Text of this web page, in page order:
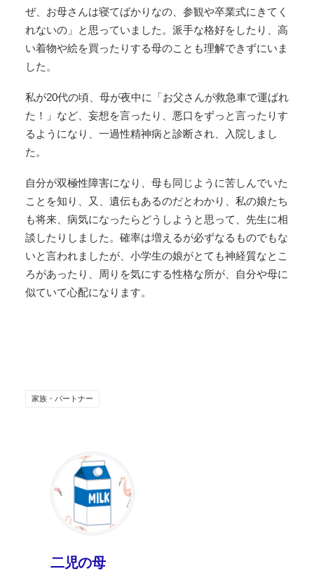
ぜ、お母さんは寝てばかりなの、参観や卒業式にきてく
れないの」と思っていました。派手な格好をしたり、高
い着物や絵を買ったりする母のことも理解できずにいま
した。
私が20代の頃、母が夜中に「お父さんが救急車で運ばれ
た！」など、妄想を言ったり、悪口をずっと言ったりす
るようになり、一過性精神病と診断され、入院しまし
た。
自分が双極性障害になり、母も同じように苦しんでいた
ことを知り、又、遺伝もあるのだとわかり、私の娘たち
も将来、病気になったらどうしようと思って、先生に相
談したりしました。確率は増えるが必ずなるものでもな
いと言われましたが、小学生の娘がとても神経質なとこ
ろがあったり、周りを気にする性格な所が、自分や母に
似ていて心配になります。
家族・パートナー
二児の母